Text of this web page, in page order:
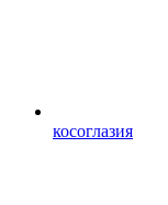
косоглазия